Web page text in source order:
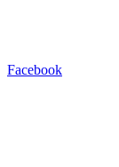
Facebook